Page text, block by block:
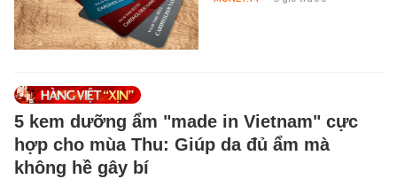
5 kem dưỡng ẩm "made in Vietnam" cực
hợp cho mùa Thu: Giúp da đủ ẩm mà
không hề gây bí